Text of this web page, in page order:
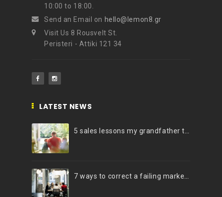
10:00 to 18:00.
Send an Email on hello@lemon8.gr
Visit Us 8 Rousvelt St.
Peristeri - Attiki 121 34
LATEST NEWS